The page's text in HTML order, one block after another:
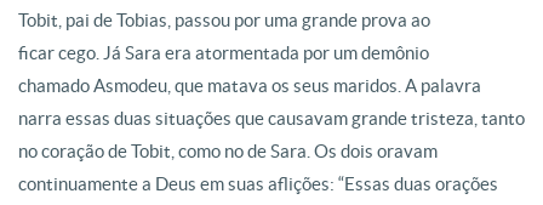
Tobit, pai de Tobias, passou por uma grande prova ao
ficar cego. Já Sara era atormentada por um demônio
chamado Asmodeu, que matava os seus maridos. A palavra
narra essas duas situações que causavam grande tristeza, tanto
no coração de Tobit, como no de Sara. Os dois oravam
continuamente a Deus em suas aflições: “Essas duas orações